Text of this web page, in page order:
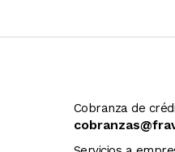
Cobranza de